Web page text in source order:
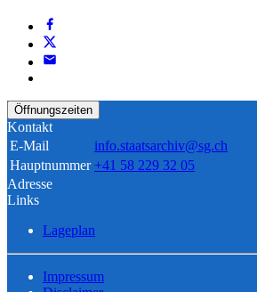
Öffnungszeiten
Kontakt
E-Mail
info.staatsarchiv@sg.ch
Hauptnummer +41 58 229 32 05
Adresse
Links
Lageplan
Impressum